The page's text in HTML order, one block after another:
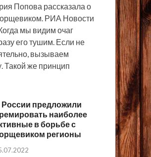
Попова рассказала о
РИА Новости
мы видим очаг
его тушим. Если не
вызываем
Такой же принцип
России предложили
наиболее
в борьбе с
регионы